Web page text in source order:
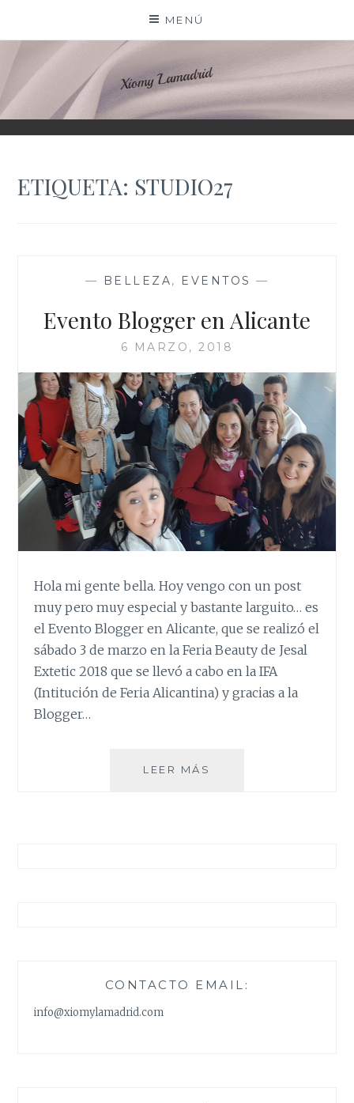
contenido
MENÚ
XIOMY LAMADRID
ETIQUETA: STUDIO27
— BELLEZA, EVENTOS —
Evento Blogger en Alicante
6 MARZO, 2018
Hola mi gente bella. Hoy vengo con un post
muy pero muy especial y bastante larguito… es
el Evento Blogger en Alicante, que se realizó el
sábado 3 de marzo en la Feria Beauty de Jesal
Extetic 2018 que se llevó a cabo en la IFA
(Intitución de Feria Alicantina) y gracias a la
Blogger…
LEER MÁS
CONTACTO EMAIL:
info@xiomylamadrid.com